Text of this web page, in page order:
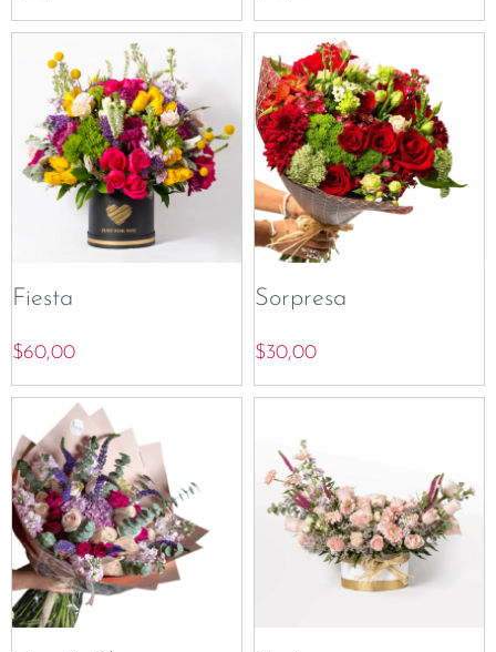
Fiesta
$60,00
Sorpresa
$30,00